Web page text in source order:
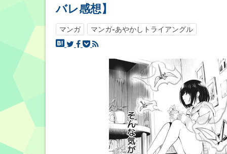
バレ感想】
マンガ マンガ-あやかしトライアングル